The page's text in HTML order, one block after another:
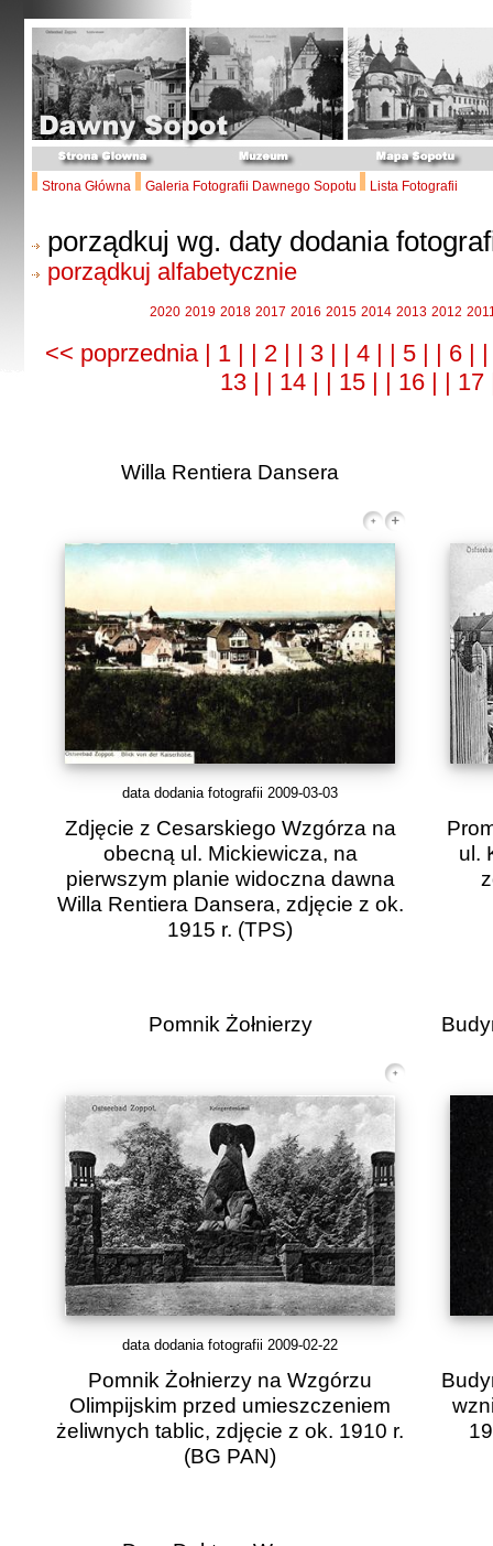
Strona Główna Galeria Fotografii Dawnego Sopotu Lista Fotografii
porządkuj wg. daty dodania
porządkuj alfabetycznie
2020 2019 2018 2017 2016 2015 2014 2013 2012
<< poprzednia | 1 | | 2 | | 3 | | 4 | | 5 | | 6 |
13 | | 14 | | 15 | | 16 | |
Willa Rentiera Dansera
data dodania fotografii 2009-03-03
Zdjęcie z Cesarskiego Wzgórza na
obecną ul. Mickiewicza, na
pierwszym planie widoczna dawna
Willa Rentiera Dansera, zdjęcie z ok.
1915 r. (TPS)
ul.
Pomnik Żołnierzy
data dodania fotografii 2009-02-22
Pomnik Żołnierzy na Wzgórzu
Olimpijskim przed umieszczeniem
żeliwnych tablic, zdjęcie z ok. 1910 r.
(BG PAN)